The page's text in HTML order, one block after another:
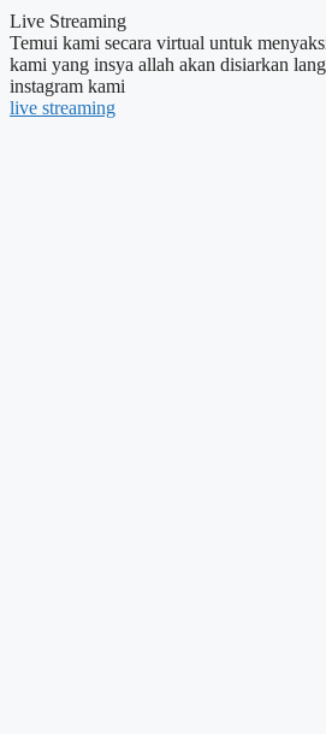
Live Streaming
Temui kami secara virtual untuk
kami yang insya allah akan disiarkan
instagram kami
live streaming